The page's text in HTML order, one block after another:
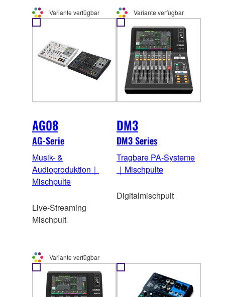
Variante verfügbar Variante verfügbar
AG08
AG-Serie
Musik- &
Audioproduktion｜
Mischpulte
Live-Streaming
Mischpult
Variante verfügbar
DM3
DM3 Series
Tragbare PA-Systeme
｜Mischpulte
Digitalmischpult